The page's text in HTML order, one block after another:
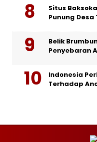
Situs
Punung
Belik
Penyebaran
Indonesia
Terhadap